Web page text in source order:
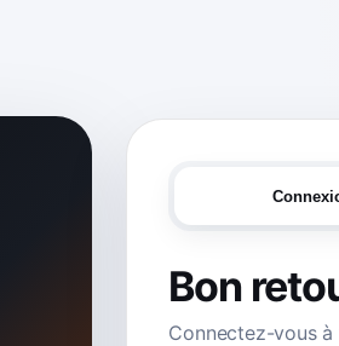
Bon
Connectez-vous